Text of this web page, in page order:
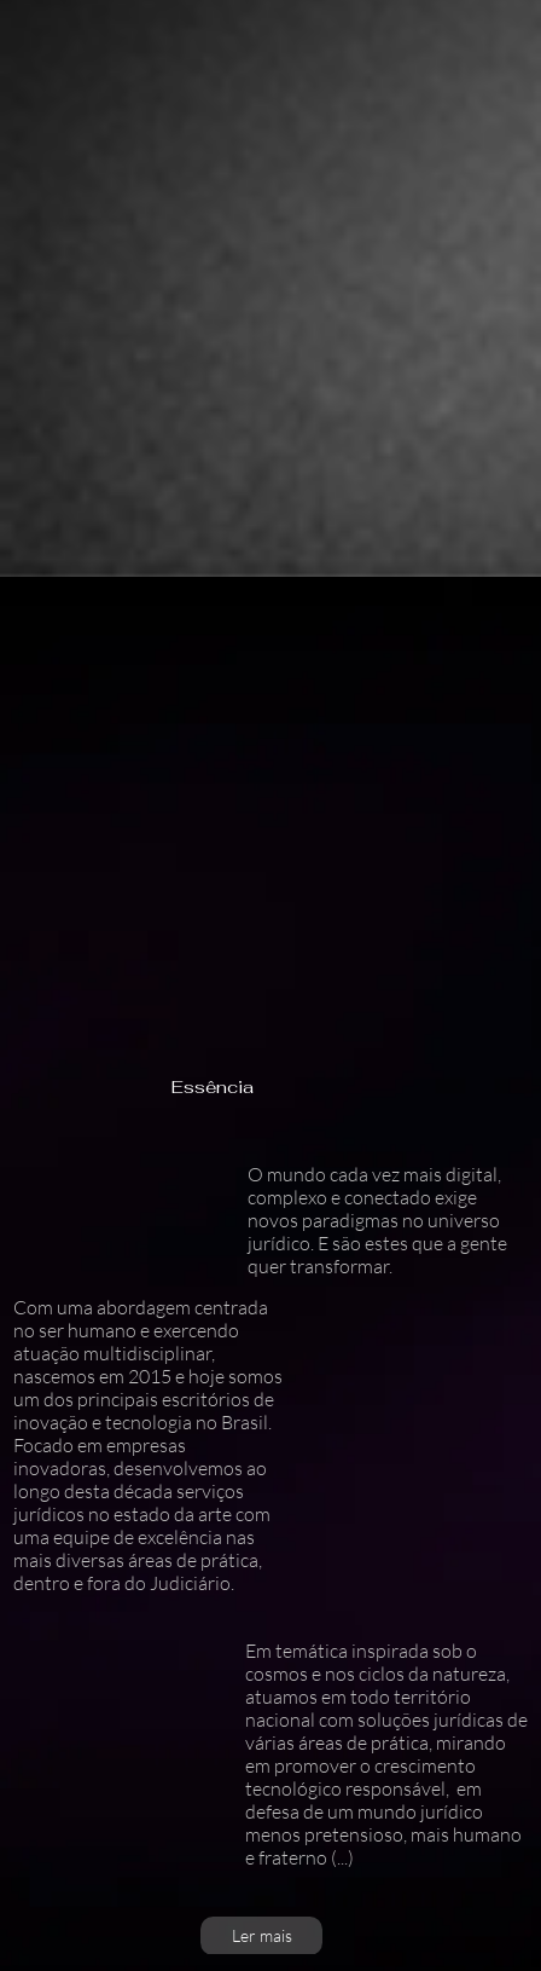
Essência
Em temática inspirada sob o
cosmos e nos ciclos da natureza,
atuamos em todo território
nacional com soluções jurídicas de
várias áreas de prática, mirando
em promover o crescimento
tecnológico responsável, em
defesa de um mundo jurídico
menos pretensioso, mais humano
e fraterno (...)
O mundo cada vez mais digital,
complexo e conectado exige
novos paradigmas no universo
jurídico. E são estes que a gente
quer transformar.
Com uma abordagem centrada
no ser humano e exercendo
atuação multidisciplinar,
nascemos em 2015 e hoje somos
um dos principais escritórios de
inovação e tecnologia no Brasil.
Focado em empresas
inovadoras, desenvolvemos ao
longo desta década serviços
jurídicos no estado da arte com
uma equipe de excelência nas
mais diversas áreas de prática,
dentro e fora do Judiciário.
Ler mais